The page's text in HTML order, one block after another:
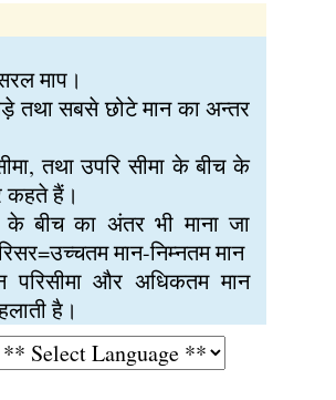
माप।
तथा सबसे छोटे मान का अन्तर
तथा उपरि सीमा के बीच के
कहते हैं।
बीच का अंतर भी माना जा
मान-निम्नतम मान
परिसीमा और अधिकतम मान
है।